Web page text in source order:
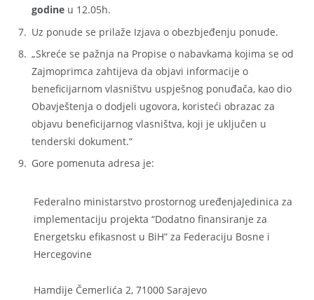
godine u 12.05h.
Uz ponude se prilaže Izjava o obezbjeđenju ponude.
„Skreće se pažnja na Propise o nabavkama kojima se od
Zajmoprimca zahtijeva da objavi informacije o
beneficijarnom vlasništvu uspješnog ponuđača, kao dio
Obavještenja o dodjeli ugovora, koristeći obrazac za
objavu beneficijarnog vlasništva, koji je uključen u
tenderski dokument.“
Gore pomenuta adresa je:
Federalno ministarstvo prostornog uređenjaJedinica za
implementaciju projekta “Dodatno finansiranje za
Energetsku efikasnost u BiH” za Federaciju Bosne i
Hercegovine
Hamdije Čemerlića 2, 71000 Sarajevo